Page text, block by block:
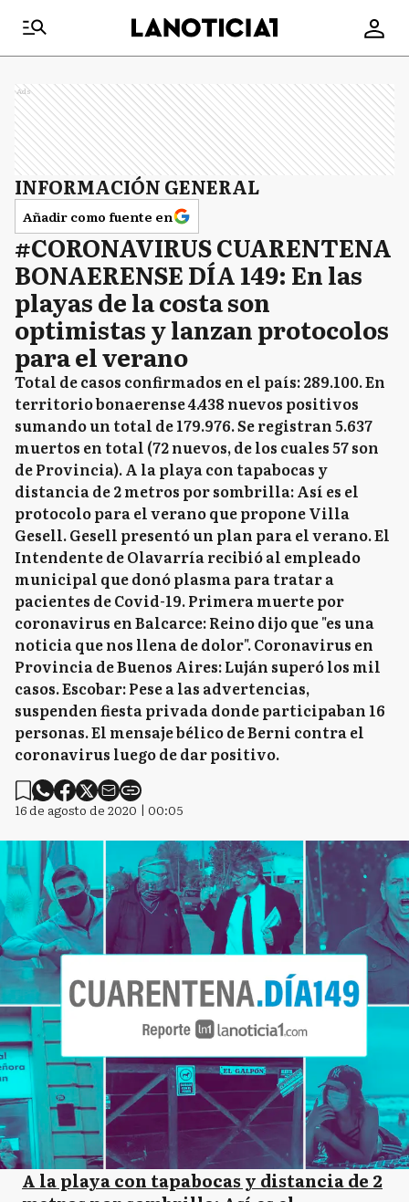
Ads
INFORMACIÓN GENERAL
Añadir como fuente en
#CORONAVIRUS CUARENTENA
BONAERENSE DÍA 149: En las
playas de la costa son
optimistas y lanzan protocolos
para el verano
Total de casos confirmados en el país: 289.100. En
territorio bonaerense 4.438 nuevos positivos
sumando un total de 179.976. Se registran 5.637
muertos en total (72 nuevos, de los cuales 57 son
de Provincia). A la playa con tapabocas y
distancia de 2 metros por sombrilla: Así es el
protocolo para el verano que propone Villa
Gesell. Gesell presentó un plan para el verano. El
Intendente de Olavarría recibió al empleado
municipal que donó plasma para tratar a
pacientes de Covid-19. Primera muerte por
coronavirus en Balcarce: Reino dijo que "es una
noticia que nos llena de dolor". Coronavirus en
Provincia de Buenos Aires: Luján superó los mil
casos. Escobar: Pese a las advertencias,
suspenden fiesta privada donde participaban 16
personas. El mensaje bélico de Berni contra el
coronavirus luego de dar positivo.
16 de agosto de 2020 | 00:05
A la playa con tapabocas y distancia de 2